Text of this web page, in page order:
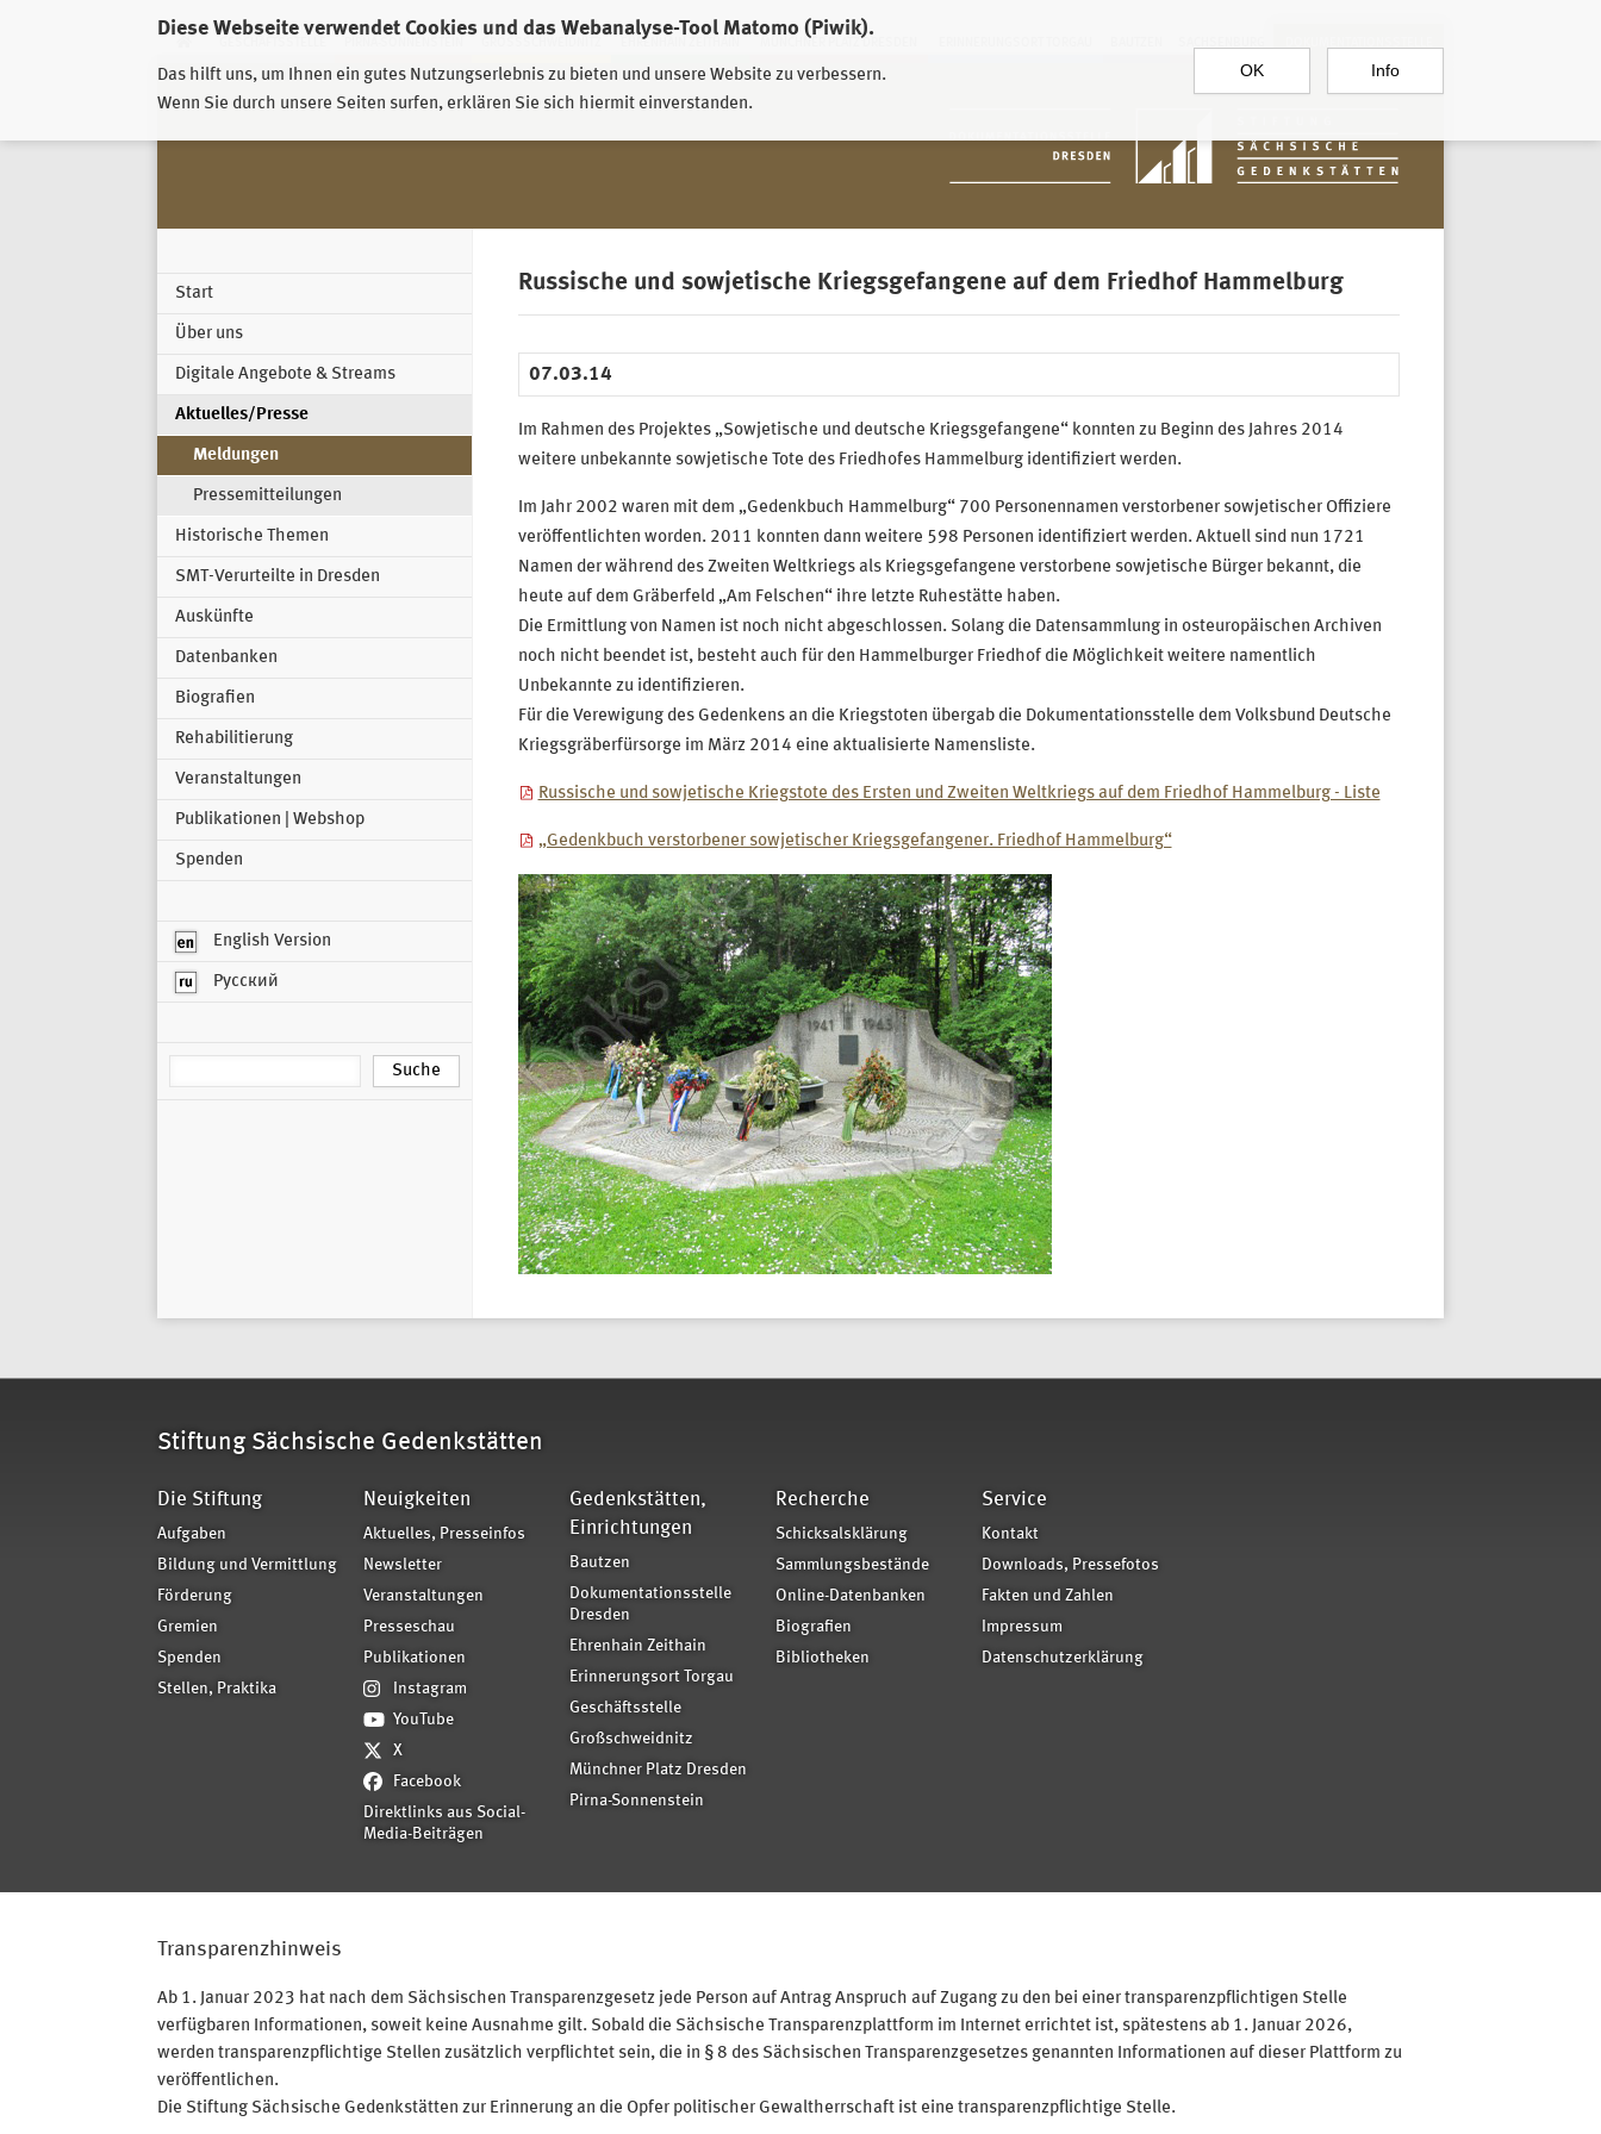
Diese Webseite verwendet Cookies und das Webanalyse-Tool Matomo (Piwik).
Das hilft uns, um Ihnen ein gutes Nutzungserlebnis zu bieten und unsere Website zu verbessern.
Wenn Sie durch unsere Seiten surfen, erklären Sie sich hiermit einverstanden.
OK Info
EHRENHAIN ZEITHAIN MÜNCHNER PLATZ DRESDEN
Start
Über uns
Digitale Angebote & Streams
Aktuelles/Presse
Meldungen
Pressemitteilungen
Historische Themen
SMT-Verurteilte in Dresden
Auskünfte
Datenbanken
Biografien
Rehabilitierung
Veranstaltungen
Publikationen | Webshop
Spenden
English Version
Русский
Russische und sowjetische Kriegsgefangene auf dem Friedhof Hammelburg
07.03.14
Im Rahmen des Projektes „Sowjetische und deutsche Kriegsgefangene“ konnten zu Beginn des Jahres 2014
weitere unbekannte sowjetische Tote des Friedhofes Hammelburg identifiziert werden.
Im Jahr 2002 waren mit dem „Gedenkbuch Hammelburg“ 700 Personennamen verstorbener sowjetischer Offiziere
veröffentlichten worden. 2011 konnten dann weitere 598 Personen identifiziert werden. Aktuell sind nun 1721
Namen der während des Zweiten Weltkriegs als Kriegsgefangene verstorbene sowjetische Bürger bekannt, die
heute auf dem Gräberfeld „Am Felschen“ ihre letzte Ruhestätte haben.
Die Ermittlung von Namen ist noch nicht abgeschlossen. Solang die Datensammlung in osteuropäischen Archiven
noch nicht beendet ist, besteht auch für den Hammelburger Friedhof die Möglichkeit weitere namentlich
Unbekannte zu identifizieren.
Für die Verewigung des Gedenkens an die Kriegstoten übergab die Dokumentationsstelle dem Volksbund Deutsche
Kriegsgräberfürsorge im März 2014 eine aktualisierte Namensliste.
Russische und sowjetische Kriegstote des Ersten und Zweiten Weltkriegs auf dem Friedhof Hammelburg - Liste
„Gedenkbuch verstorbener sowjetischer Kriegsgefangener. Friedhof Hammelburg“
Stiftung Sächsische Gedenkstätten
Die Stiftung
Aufgaben
Bildung und Vermittlung
Förderung
Gremien
Spenden
Stellen, Praktika
Neuigkeiten
Aktuelles, Presseinfos
Newsletter
Veranstaltungen
Presseschau
Publikationen
Instagram
YouTube
X
Facebook
Direktlinks aus Social-
Media-Beiträgen
Gedenkstätten,
Einrichtungen
Bautzen
Dokumentationsstelle
Dresden
Ehrenhain Zeithain
Erinnerungsort Torgau
Geschäftsstelle
Großschweidnitz
Münchner Platz Dresden
Pirna-Sonnenstein
Recherche
Schicksalsklärung
Sammlungsbestände
Online-Datenbanken
Biografien
Bibliotheken
Service
Kontakt
Downloads, Pressefotos
Fakten und Zahlen
Impressum
Datenschutzerklärung
Transparenzhinweis
Ab 1. Januar 2023 hat nach dem Sächsischen Transparenzgesetz jede Person auf Antrag Anspruch auf Zugang zu den bei einer transparenzpflichtigen Stelle
verfügbaren Informationen, soweit keine Ausnahme gilt. Sobald die Sächsische Transparenzplattform im Internet errichtet ist, spätestens ab 1. Januar 2026,
werden transparenzpflichtige Stellen zusätzlich verpflichtet sein, die in § 8 des Sächsischen Transparenzgesetzes genannten Informationen auf dieser Plattform zu
veröffentlichen.
Die Stiftung Sächsische Gedenkstätten zur Erinnerung an die Opfer politischer Gewaltherrschaft ist eine transparenzpflichtige Stelle.